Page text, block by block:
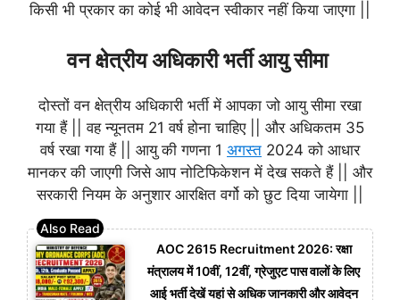
किसी भी प्रकार का कोई भी आवेदन स्वीकार नहीं किया जाएगा ||
वन क्षेत्रीय अधिकारी भर्ती आयु सीमा
दोस्तों वन क्षेत्रीय अधिकारी भर्ती में आपका जो आयु सीमा रखा
गया हैं || वह न्यूनतम 21 वर्ष होना चाहिए || और अधिकतम 35
वर्ष रखा गया हैं || आयु की गणना 1 अगस्त 2024 को आधार
मानकर की जाएगी जिसे आप नोटिफिकेशन में देख सकते हैं || और
सरकारी नियम के अनुशार आरक्षित वर्गो को छुट दिया जायेगा ||
AOC 2615 Recruitment 2026: रक्षा
मंत्रालय में 10वीं, 12वीं, ग्रेजुएट पास वालों के लिए
आई भर्ती देखें यहां से अधिक जानकारी और आवेदन